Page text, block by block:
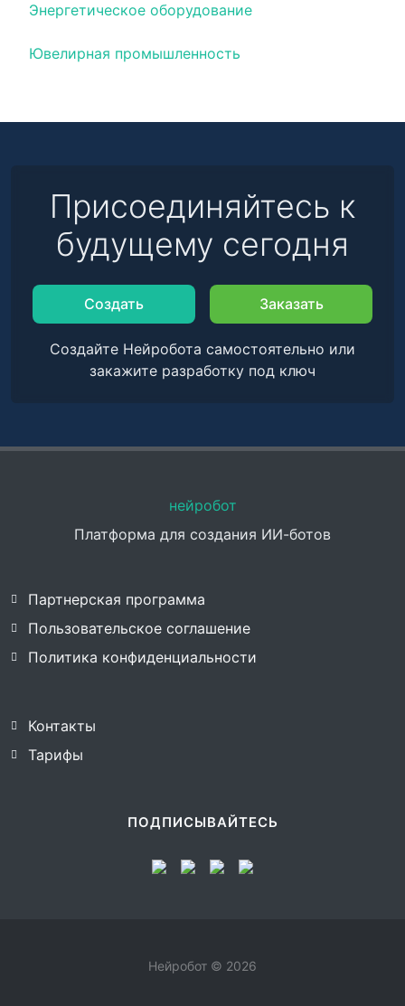
Энергетическое оборудование
Ювелирная промышленность
Присоединяйтесь к
будущему сегодня
Создать Заказать
Создайте Нейробота самостоятельно или
закажите разработку под ключ
нейробот
Платформа для создания ИИ-ботов
Партнерская программа
Пользовательское соглашение
Политика конфиденциальности
Контакты
Тарифы
ПОДПИСЫВАЙТЕСЬ
Нейробот © 2026